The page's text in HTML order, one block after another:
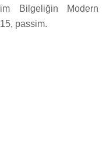
Bilgeliğin Modern
passim.